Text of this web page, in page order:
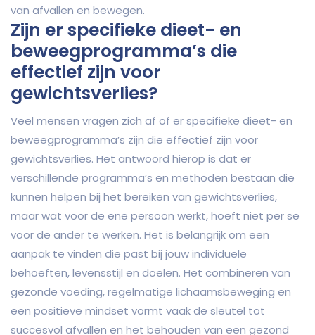
van afvallen en bewegen.
Zijn er specifieke dieet- en
beweegprogramma’s die
effectief zijn voor
gewichtsverlies?
Veel mensen vragen zich af of er specifieke dieet- en
beweegprogramma’s zijn die effectief zijn voor
gewichtsverlies. Het antwoord hierop is dat er
verschillende programma’s en methoden bestaan die
kunnen helpen bij het bereiken van gewichtsverlies,
maar wat voor de ene persoon werkt, hoeft niet per se
voor de ander te werken. Het is belangrijk om een
aanpak te vinden die past bij jouw individuele
behoeften, levensstijl en doelen. Het combineren van
gezonde voeding, regelmatige lichaamsbeweging en
een positieve mindset vormt vaak de sleutel tot
succesvol afvallen en het behouden van een gezond